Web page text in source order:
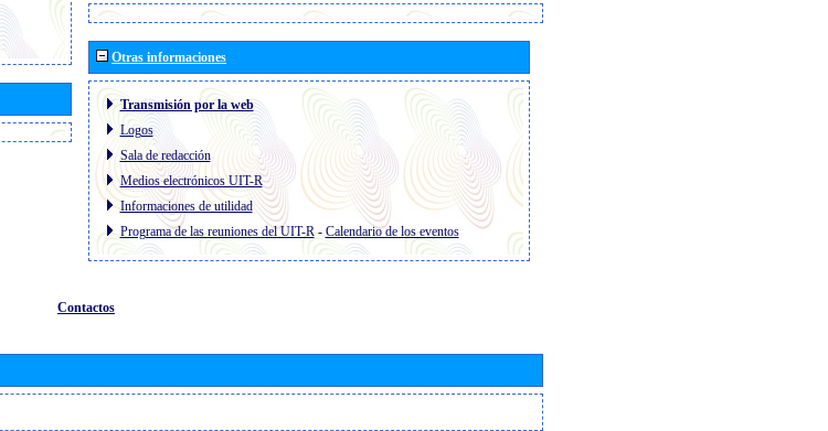
Otras informaciones
Transmisión por la web
Logos
Sala de redacción
Medios electrónicos UIT-R
Informaciones de utilidad
Programa de las reuniones del UIT-R- Calendario de los eventos
Contactos